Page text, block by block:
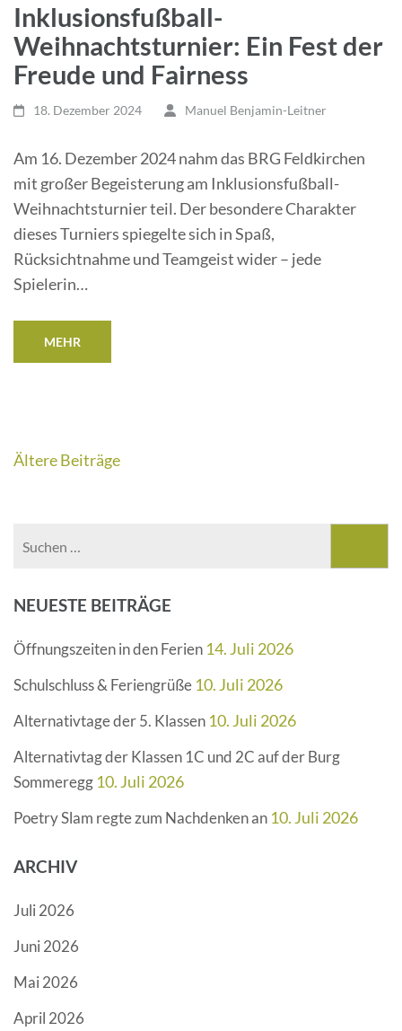
Inklusionsfußball-
Weihnachtsturnier: Ein Fest der
Freude und Fairness
18. Dezember 2024 Manuel Benjamin-Leitner
Am 16. Dezember 2024 nahm das BRG Feldkirchen
mit großer Begeisterung am Inklusionsfußball-
Weihnachtsturnier teil. Der besondere Charakter
dieses Turniers spiegelte sich in Spaß,
Rücksichtnahme und Teamgeist wider – jede
Spielerin…
MEHR
Beitragsnavigation
Ältere Beiträge
NEUESTE BEITRÄGE
Öffnungszeiten in den Ferien 14. Juli 2026
Schulschluss & Feriengrüße 10. Juli 2026
Alternativtage der 5. Klassen 10. Juli 2026
Alternativtag der Klassen 1C und 2C auf der Burg
Sommeregg 10. Juli 2026
Poetry Slam regte zum Nachdenken an 10. Juli 2026
ARCHIV
Juli 2026
Juni 2026
Mai 2026
April 2026